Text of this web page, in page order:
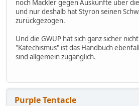
noch Mäckler gegen Auskünfte über
und nur deshalb hat Styron seinen
zurückgezogen.
Und die GWUP hat sich ganz sicher
"Katechismus" ist das Handbuch
sind allgemein zugänglich.
Purple Tentacle